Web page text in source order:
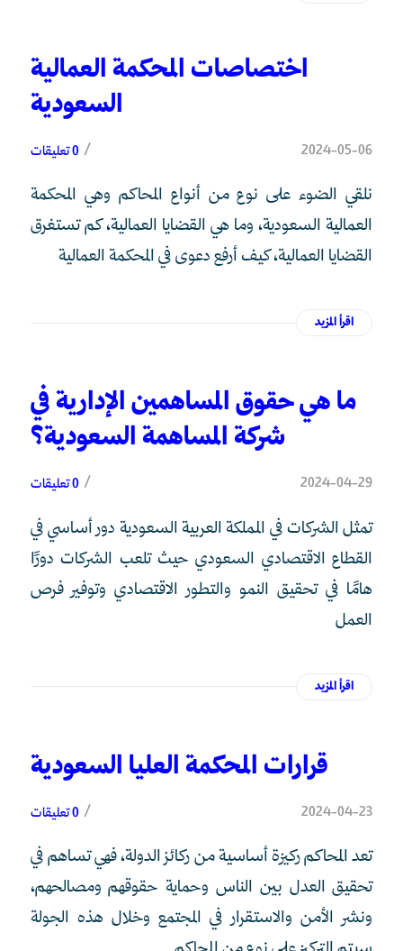
اختصاصات المحكمة العمالية
السعودية
2024-05-06
/ 0 تعليقات
نلقي الضوء على نوع من أنواع المحاكم وهي المحكمة
العمالية السعودية، وما هي القضايا العمالية، كم تستغرق
القضايا العمالية، كيف أرفع دعوى في المحكمة العمالية
اقرأ المزيد
ما هي حقوق المساهمين الإدارية في
شركة المساهمة السعودية؟
2024-04-29
/ 0 تعليقات
تمثل الشركات في المملكة العربية السعودية دور أساسي في
القطاع الاقتصادي السعودي حيث تلعب الشركات دورًا
هامًا في تحقيق النمو والتطور الاقتصادي وتوفير فرص
العمل
اقرأ المزيد
قرارات المحكمة العليا السعودية
2024-04-23
/ 0 تعليقات
تعد المحاكم ركيزة أساسية من ركائز الدولة، فهي تساهم في
تحقيق العدل بين الناس وحماية حقوقهم ومصالحهم،
ونشر الأمن والاستقرار في المجتمع وخلال هذه الجولة